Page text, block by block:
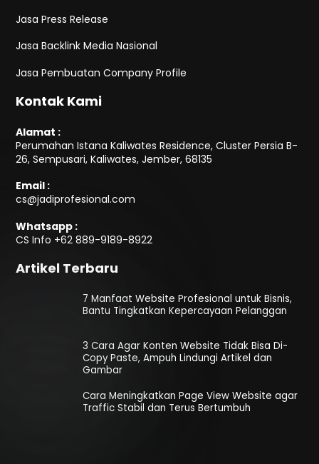
Jasa Press Release
Jasa Backlink Media Nasional
Jasa Pembuatan Company Profile
Kontak Kami
Alamat :
Perumahan Istana Kaliwates Residence, Cluster Persia B-
26, Sempusari, Kaliwates, Jember, 68135
Email :
cs@jadiprofesional.com
Whatsapp :
CS Info +62 889-9189-8922
Artikel Terbaru
7 Manfaat Website Profesional untuk Bisnis,
Bantu Tingkatkan Kepercayaan Pelanggan
3 Cara Agar Konten Website Tidak Bisa Di-
Copy Paste, Ampuh Lindungi Artikel dan
Gambar
Cara Meningkatkan Page View Website agar
Traffic Stabil dan Terus Bertumbuh